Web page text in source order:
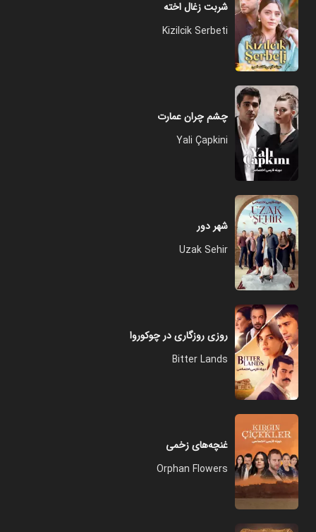
شربت زغال اخته
Kizilcik Serbeti
چشم چران عمارت
Yali Çapkini
شهر دور
Uzak Sehir
روزی روزگاری در چوکوروا
Bitter Lands
غنچه‌های زخمی
Orphan Flowers